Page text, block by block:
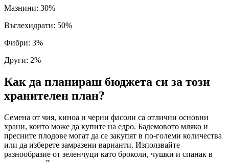
Мазнини: 30%
Въглехидрати: 50%
Фибри: 3%
Други: 2%
Как да планираш бюджета си за този
хранителен план?
Семена от чия, киноа и черни фасоли са отлични основни
храни, които може да купите на едро. Бадемовото мляко и
пресните плодове могат да се закупят в по-големи количества
или да изберете замразени варианти. Използвайте
разнообразие от зеленчуци като броколи, чушки и спанак в